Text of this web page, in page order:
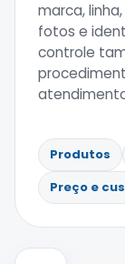
marca,
fotos e
controle
Produtos
Preço e